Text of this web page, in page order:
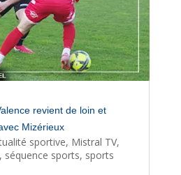
revient de loin et
Mizérieux
sportive, Mistral TV,
, séquence sports, sports